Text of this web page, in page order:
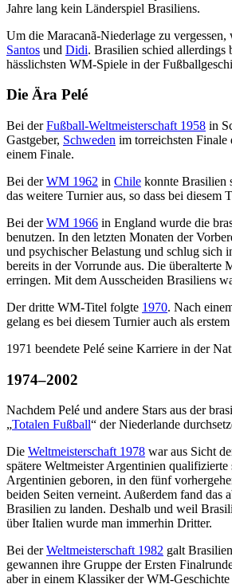
Jahre lang kein Länderspiel Brasiliens.
Um die Maracanã-Niederlage zu
Santos und Didi. Brasilien schied allerdings
hässlichsten WM-Spiele in der
Die Ära Pelé
Bei derFußball-Weltmeisterschaft 1958 in
Gastgeber, Schweden im torreichsten Finale
einem Finale.
Bei derWM 1962 in Chile konnte Brasilien
das weitere Turnier aus, so dass bei diesem
Bei derWM 1966 in England wurde die
benutzen. In den letzten Monaten der
und psychischer Belastung und schlug sich
bereits in der Vorrunde aus. Die überalterte
erringen. Mit dem Ausscheiden Brasiliens
Der dritte WM-Titel folgte 1970. Nach
gelang es bei diesem Turnier auch als
1971 beendete Pelé seine Karriere in der
1974–2002
Nachdem Pelé und andere Stars aus der
„Totalen Fußball“ der Niederlande
Die Weltmeisterschaft 1978 war aus Sicht
spätere Weltmeister Argentinien
Argentinien geboren, in den fünf
beiden Seiten verneint. Außerdem fand das
Brasilien zu landen. Deshalb und weil
über Italien wurde man immerhin Dritter.
Bei derWeltmeisterschaft 1982 galt
gewannen ihre Gruppe der Ersten
aber in einem Klassiker der WM-